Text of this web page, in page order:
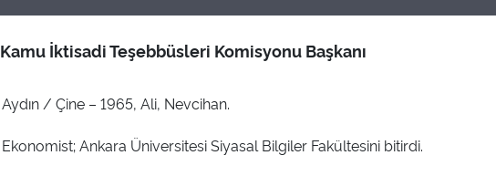
Kamu İktisadi Teşebbüsleri Komisyonu Başkanı
Aydın / Çine – 1965, Ali, Nevcihan.
Ekonomist; Ankara Üniversitesi Siyasal Bilgiler Fakültesini bitirdi.